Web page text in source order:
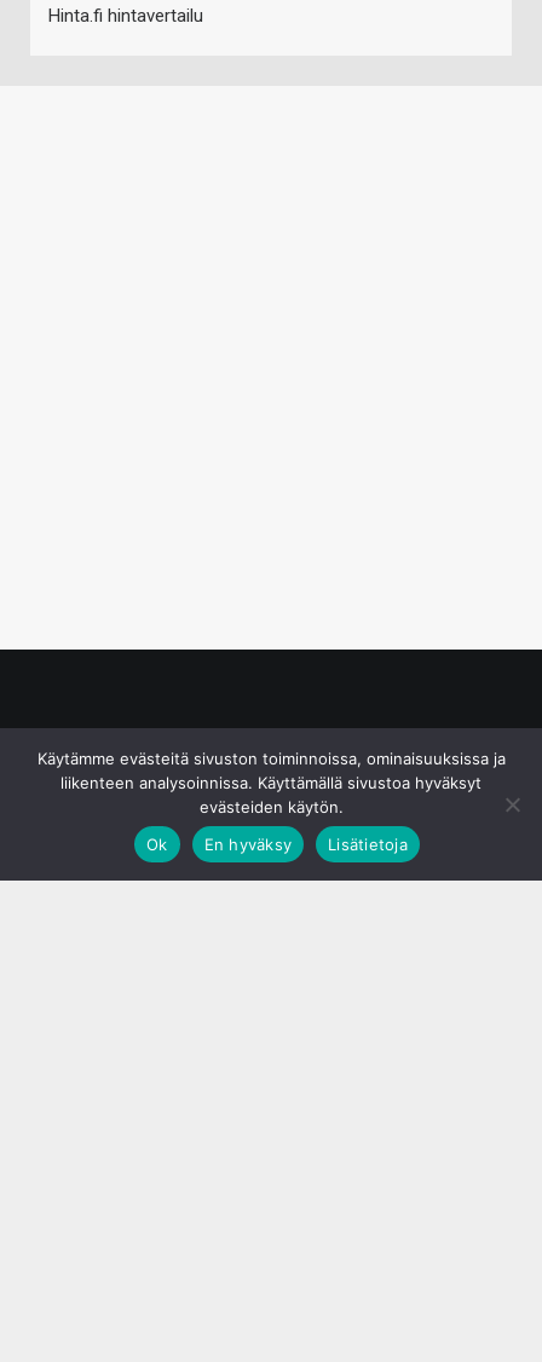
Hinta.fi hintavertailu
Käytämme evästeitä sivuston toiminnoissa, ominaisuuksissa ja
liikenteen analysoinnissa. Käyttämällä sivustoa hyväksyt
evästeiden käytön.
Ok
En hyväksy Lisätietoja